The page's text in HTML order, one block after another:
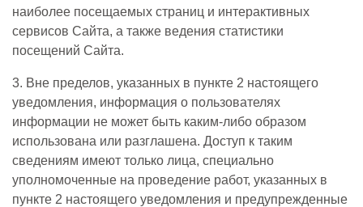
наиболее посещаемых страниц и интерактивных
сервисов Сайта, а также ведения статистики
посещений Сайта.
3. Вне пределов, указанных в пункте 2 настоящего
уведомления, информация о пользователях
информации не может быть каким-либо образом
использована или разглашена. Доступ к таким
сведениям имеют только лица, специально
уполномоченные на проведение работ, указанных в
пункте 2 настоящего уведомления и предупрежденные